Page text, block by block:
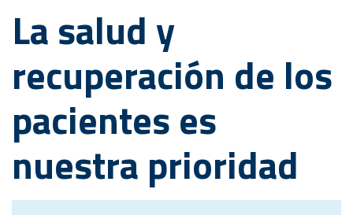
La salud y
recuperación de los
pacientes es
nuestra prioridad